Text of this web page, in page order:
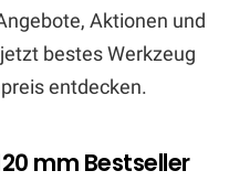
Aktionen und
bestes Werkzeug
entdecken.
mm Bestseller